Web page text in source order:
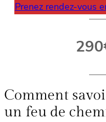
Prenez rendez-vous
Comment
un feu de